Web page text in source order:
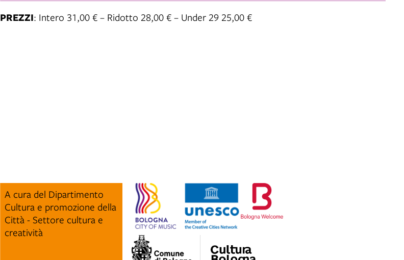
PREZZI: Intero 31,00 € – Ridotto 28,00 € – Under 29 25,00 €
A cura del Dipartimento
Cultura e promozione della
Città - Settore cultura e
creatività